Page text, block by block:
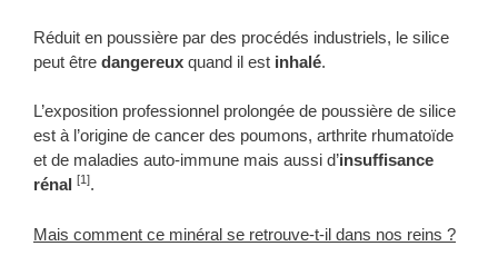
Réduit en poussière par des procédés industriels, le silice
peut être dangereux quand il est inhalé.
L’exposition professionnel prolongée de poussière de silice
est à l’origine de cancer des poumons, arthrite rhumatoïde
et de maladies auto-immune mais aussi d’insuffisance
rénal [1].
Mais comment ce minéral se retrouve-t-il dans nos reins ?